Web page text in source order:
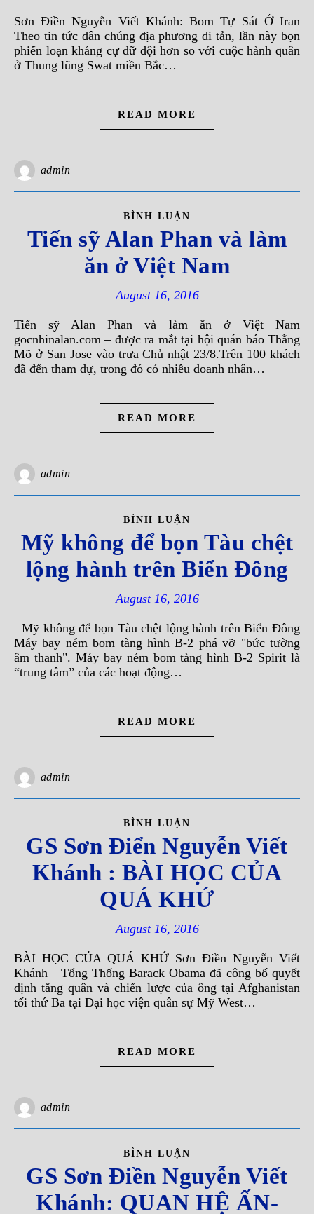
Sơn Ðiền Nguyễn Viết Khánh: Bom Tự Sát Ở Iran
Theo tin tức dân chúng địa phương di tản, lần này bọn
phiến loạn kháng cự dữ dội hơn so với cuộc hành quân
ở Thung lũng Swat miền Bắc…
READ MORE
admin
BÌNH LUẬN
Tiến sỹ Alan Phan và làm
ăn ở Việt Nam
August 16, 2016
Tiến sỹ Alan Phan và làm ăn ở Việt Nam
gocnhinalan.com – được ra mắt tại hội quán báo Thằng
Mõ ở San Jose vào trưa Chủ nhật 23/8.Trên 100 khách
đã đến tham dự, trong đó có nhiều doanh nhân…
READ MORE
admin
BÌNH LUẬN
Mỹ không để bọn Tàu chệt
lộng hành trên Biển Đông
August 16, 2016
Mỹ không để bọn Tàu chệt lộng hành trên Biển Đông
Máy bay ném bom tàng hình B-2 phá vỡ "bức tường
âm thanh". Máy bay ném bom tàng hình B-2 Spirit là
“trung tâm” của các hoạt động…
READ MORE
admin
BÌNH LUẬN
GS Sơn Điển Nguyễn Viết
Khánh : BÀI HỌC CỦA
QUÁ KHỨ
August 16, 2016
BÀI HỌC CỦA QUÁ KHỨ Sơn Ðiền Nguyễn Viết
Khánh Tổng Thống Barack Obama đã công bố quyết
định tăng quân và chiến lược của ông tại Afghanistan
tối thứ Ba tại Ðại học viện quân sự Mỹ West…
READ MORE
admin
BÌNH LUẬN
GS Sơn Ðiền Nguyễn Viết
Khánh: QUAN HỆ ẤN-